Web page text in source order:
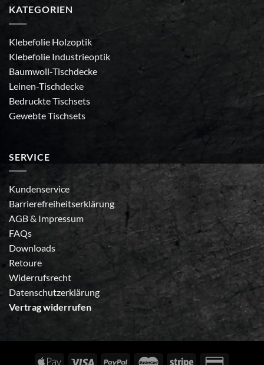
KATEGORIEN
Klebefolie Holzoptik
Klebefolie Industrieoptik
Baumwoll-Tischdecke
Leinen-Tischdecke
Bedruckte Tischsets
Gewebte Tischsets
SERVICE
Kundenservice
Barrierefreiheitserklärung
AGB& Impressum
FAQs
Downloads
Retoure
Widerrufsrecht
Datenschutzerklärung
Vertrag widerrufen